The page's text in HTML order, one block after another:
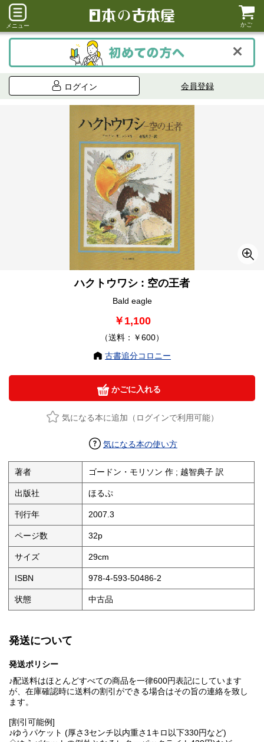
メニュー かご
ログイン 会員登録
ハクトウワシ : 空の王者
Bald eagle
￥1,100
（送料：￥600）
古書追分コロニー
かごに入れる
気になる本に追加（ログインで利用可能）
気になる本の使い方
著者 ゴードン・モリソン 作 ; 越智典子 訳
出版社 ほるぷ
刊行年 2007.3
ページ数 32p
サイズ 29cm
ISBN 978-4-593-50486-2
状態 中古品
発送について
発送ポリシー
♪配送料はほとんどすべての商品を一律600円表記にしています
が、在庫確認時に送料の割引ができる場合はその旨の連絡を致し
ます。
[割引可能例]
♪ゆうパケット (厚さ3センチ以内重さ1キロ以下330円など)